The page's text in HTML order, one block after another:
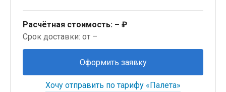
Расчётная стоимость: – ₽
Срок доставки: от –
Оформить заявку
Хочу отправить по тарифу «Палета»